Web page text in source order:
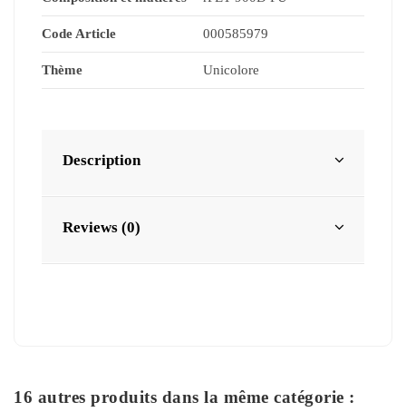
Code Article 000585979
Thème Unicolore
Description
Reviews (0)
16 autres produits dans la même catégorie :